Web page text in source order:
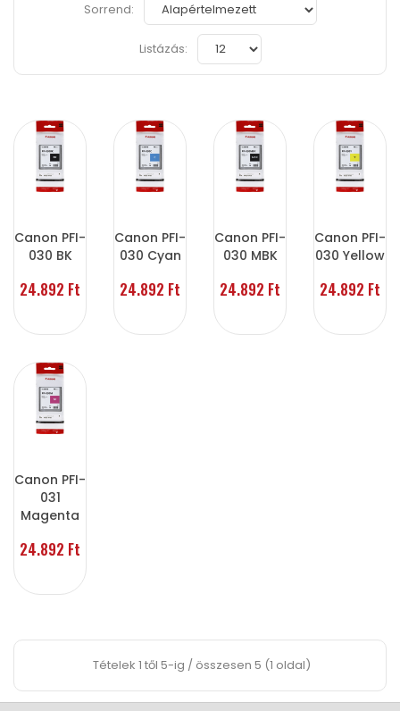
Sorrend:
Listázás:
Canon PFI-
030 BK
24.892 Ft
Canon PFI-
030 Cyan
24.892 Ft
Canon PFI-
030 MBK
24.892 Ft
Canon PFI-
030 Yellow
24.892 Ft
Canon PFI-
031
Magenta
24.892 Ft
Tételek 1 től 5-ig / összesen 5 (1 oldal)